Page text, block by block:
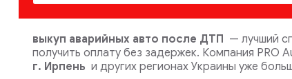
выкуп аварийных авто после ДТП — лучший
получить оплату без задержек. Компания PRO
г. Ирпень и других регионах Украины уже